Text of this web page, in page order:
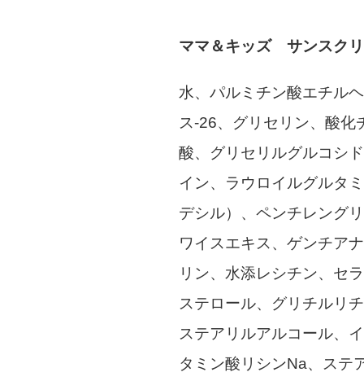
ママ＆キッズ サンスク
水、パルミチン酸エチル
ス-26、グリセリン、酸
酸、グリセリルグルコシ
イン、ラウロイルグルタ
デシル）、ペンチレング
ワイスエキス、ゲンチア
リン、水添レシチン、セ
ステロール、グリチルリ
ステアリルアルコール、
タミン酸リシンNa、ステ